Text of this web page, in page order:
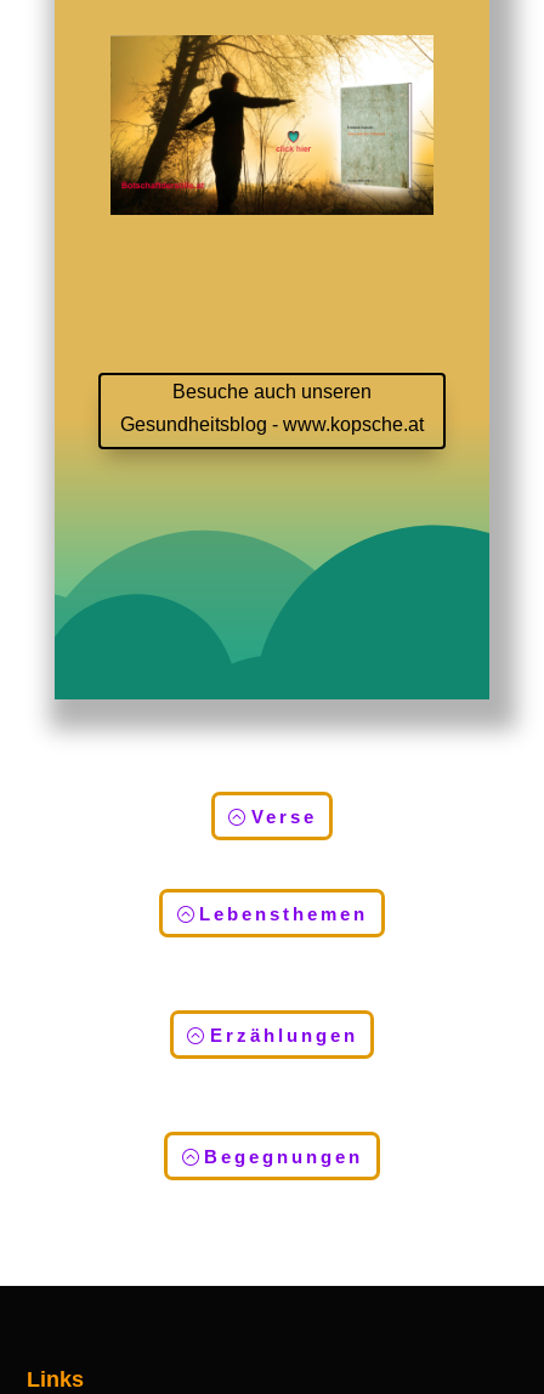
Besuche auch unseren
Gesundheitsblog - www.kopsche.at
Verse
Lebensthemen
Erzählungen
Begegnungen
Links